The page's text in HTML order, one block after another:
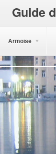
Guide
Armoise